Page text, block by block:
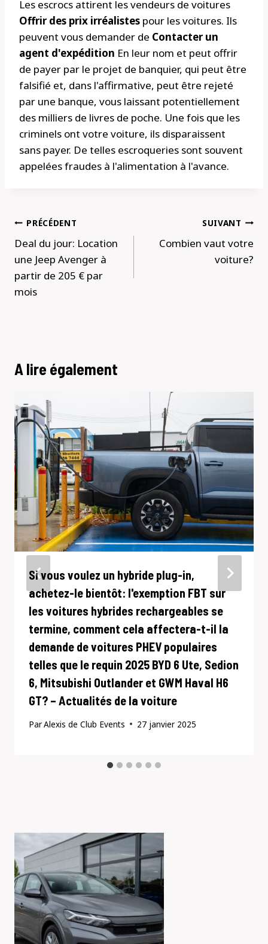
Les escrocs attirent les vendeurs de voitures
Offrir des prix irréalistes pour les voitures. Ils
peuvent vous demander de Contacter un
agent d'expédition En leur nom et peut offrir
de payer par le projet de banquier, qui peut être
falsifié et, dans l'affirmative, peut être rejeté
par une banque, vous laissant potentiellement
des milliers de livres de poche. Une fois que les
criminels ont votre voiture, ils disparaissent
sans payer. De telles escroqueries sont souvent
appelées fraudes à l'alimentation à l'avance.
Navigation
de
l’article
PRÉCÉDENT
Deal du jour: Location
une Jeep Avenger à
partir de 205 € par
mois
SUIVANT
Combien vaut votre
voiture?
A lire également
Si vous voulez un hybride plug-in,
achetez-le bientôt: l'exemption FBT sur
les voitures hybrides rechargeables se
termine, comment cela affectera-t-il la
demande de voitures PHEV populaires
telles que le requin 2025 BYD 6 Ute, Sedion
6, Mitsubishi Outlander et GWM Haval H6
GT? – Actualités de la voiture
ParAlexis de Club Events 27 janvier 2025